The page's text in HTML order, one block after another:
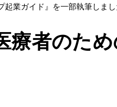
起業ガイド』を一部執筆しまし
療者のた